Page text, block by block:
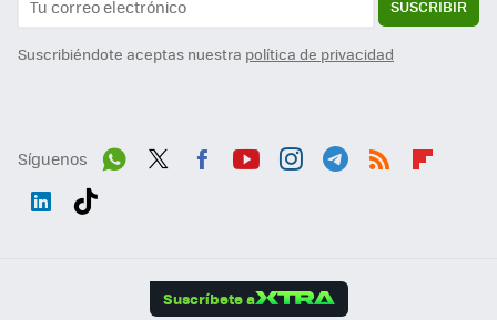
SUSCRIBIR
Suscribiéndote aceptas nuestra política de privacidad
Síguenos
Suscríbete a